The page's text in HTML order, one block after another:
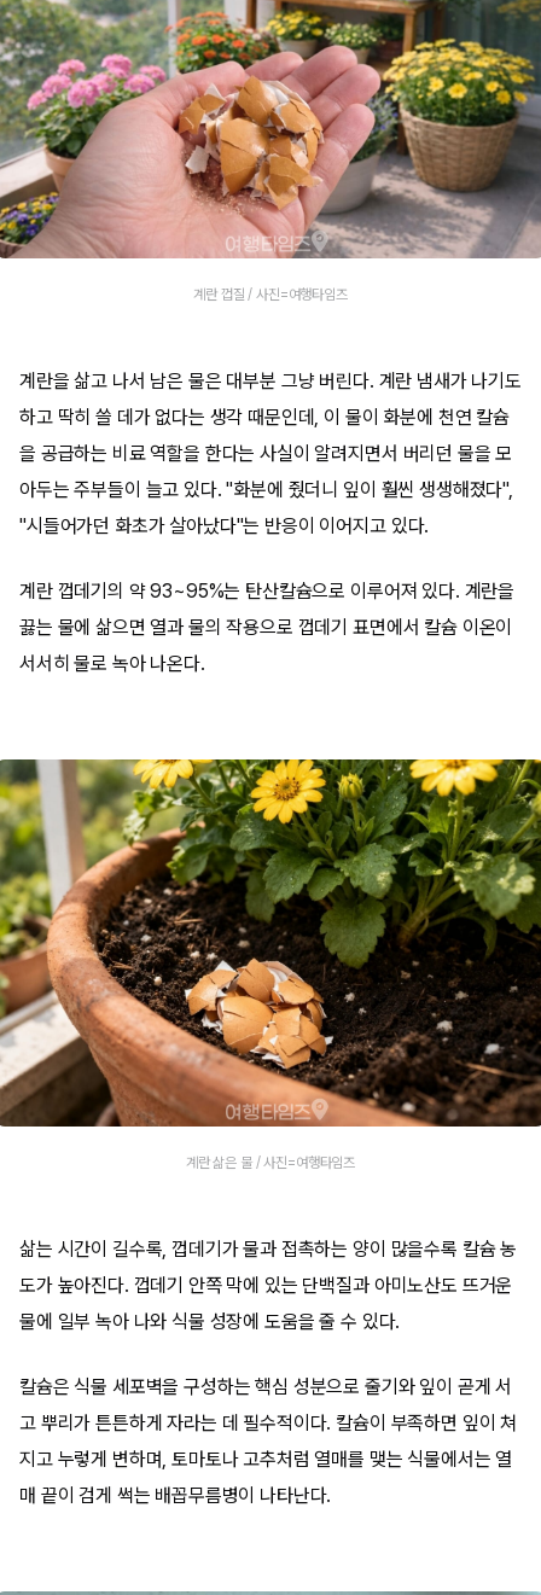
계란 껍질 / 사진=여행타임즈
계란을 삶고 나서 남은 물은 대부분 그냥 버린다. 계란 냄새가 나기도
하고 딱히 쓸 데가 없다는 생각 때문인데, 이 물이 화분에 천연 칼슘
을 공급하는 비료 역할을 한다는 사실이 알려지면서 버리던 물을 모
아두는 주부들이 늘고 있다. "화분에 줬더니 잎이 훨씬 생생해졌다",
"시들어가던 화초가 살아났다"는 반응이 이어지고 있다.
계란 껍데기의 약 93~95%는 탄산칼슘으로 이루어져 있다. 계란을
끓는 물에 삶으면 열과 물의 작용으로 껍데기 표면에서 칼슘 이온이
서서히 물로 녹아 나온다.
계란 삶은 물 / 사진=여행타임즈
삶는 시간이 길수록, 껍데기가 물과 접촉하는 양이 많을수록 칼슘 농
도가 높아진다. 껍데기 안쪽 막에 있는 단백질과 아미노산도 뜨거운
물에 일부 녹아 나와 식물 성장에 도움을 줄 수 있다.
칼슘은 식물 세포벽을 구성하는 핵심 성분으로 줄기와 잎이 곧게 서
고 뿌리가 튼튼하게 자라는 데 필수적이다. 칼슘이 부족하면 잎이 쳐
지고 누렇게 변하며, 토마토나 고추처럼 열매를 맺는 식물에서는 열
매 끝이 검게 썩는 배꼽무름병이 나타난다.